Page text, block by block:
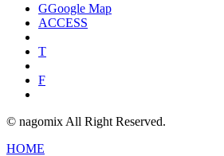
GGoogle Map
ACCESS
T
F
© nagomix All Right Reserved.
HOME